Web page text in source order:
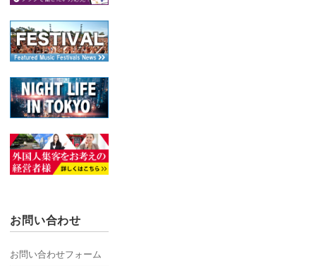
お問い合わせ
お問い合わせフォーム